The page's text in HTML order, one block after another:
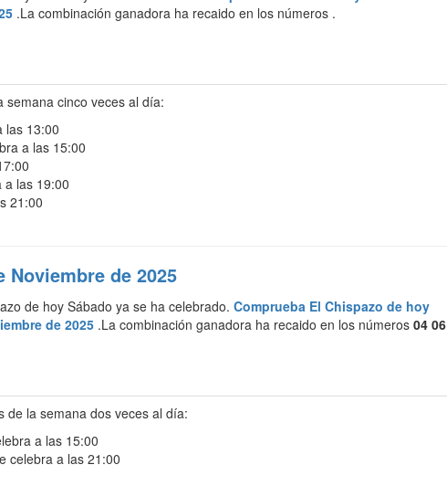
.La combinación ganadora ha recaido en los números .
semana cinco veces al día:
las 13:00
a las 15:00
a las 19:00
21:00
Noviembre de 2025
de hoy Sábado ya se ha celebrado. Comprueba El Chispazo de hoy
de 2025 .La combinación ganadora ha recaido en los números 04 06
de la semana dos veces al día:
a las 15:00
celebra a las 21:00